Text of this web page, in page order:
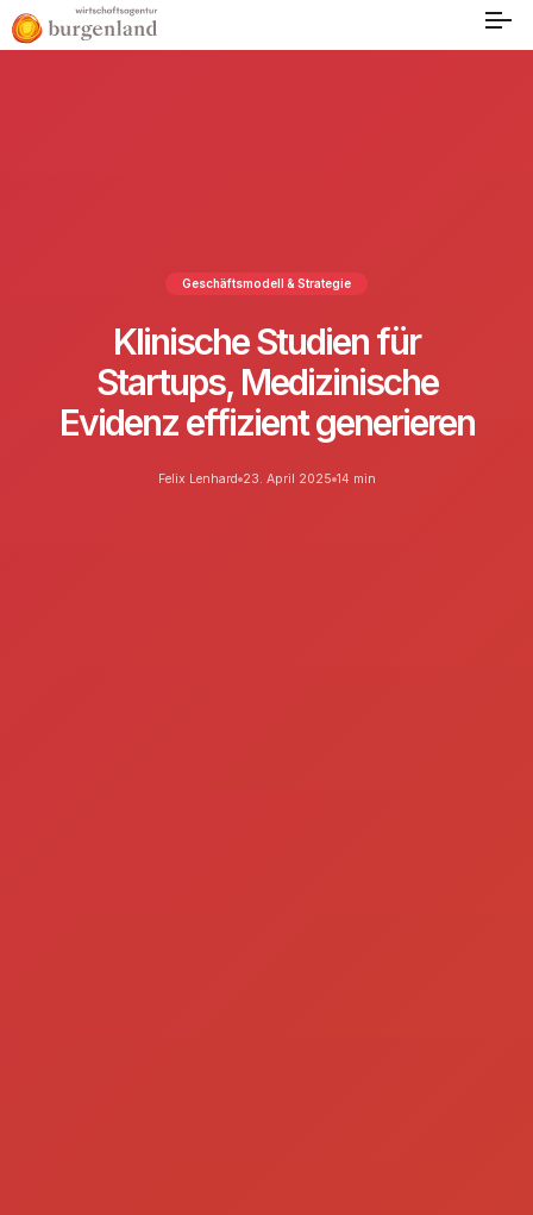
Geschäftsmodell & Strategie
Klinische Studien für
Startups, Medizinische
Evidenz effizient generieren
Felix Lenhard 23. April 2025 14 min